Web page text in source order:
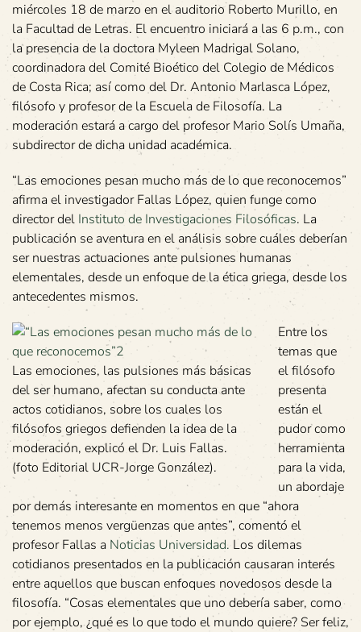
miércoles 18 de marzo en el auditorio Roberto Murillo, en
la Facultad de Letras. El encuentro iniciará a las 6 p.m., con
la presencia de la doctora Myleen Madrigal Solano,
coordinadora del Comité Bioético del Colegio de Médicos
de Costa Rica; así como del Dr. Antonio Marlasca López,
filósofo y profesor de la Escuela de Filosofía. La
moderación estará a cargo del profesor Mario Solís Umaña,
subdirector de dicha unidad académica.
“Las emociones pesan mucho más de lo que reconocemos”
afirma el investigador Fallas López, quien funge como
director del Instituto de Investigaciones Filosóficas. La
publicación se aventura en el análisis sobre cuáles deberían
ser nuestras actuaciones ante pulsiones humanas
elementales, desde un enfoque de la ética griega, desde los
antecedentes mismos.
Las emociones, las pulsiones más básicas
del ser humano, afectan su conducta ante
actos cotidianos, sobre los cuales los
filósofos griegos defienden la idea de la
moderación, explicó el Dr. Luis Fallas.
(foto Editorial UCR-Jorge González).
Entre los
temas que
el filósofo
presenta
están el
pudor como
herramienta
para la vida,
un abordaje
por demás interesante en momentos en que “ahora
tenemos menos vergüenzas que antes”, comentó el
profesor Fallas a Noticias Universidad. Los dilemas
cotidianos presentados en la publicación causaran interés
entre aquellos que buscan enfoques novedosos desde la
filosofía. “Cosas elementales que uno debería saber, como
por ejemplo, ¿qué es lo que todo el mundo quiere? Ser feliz,